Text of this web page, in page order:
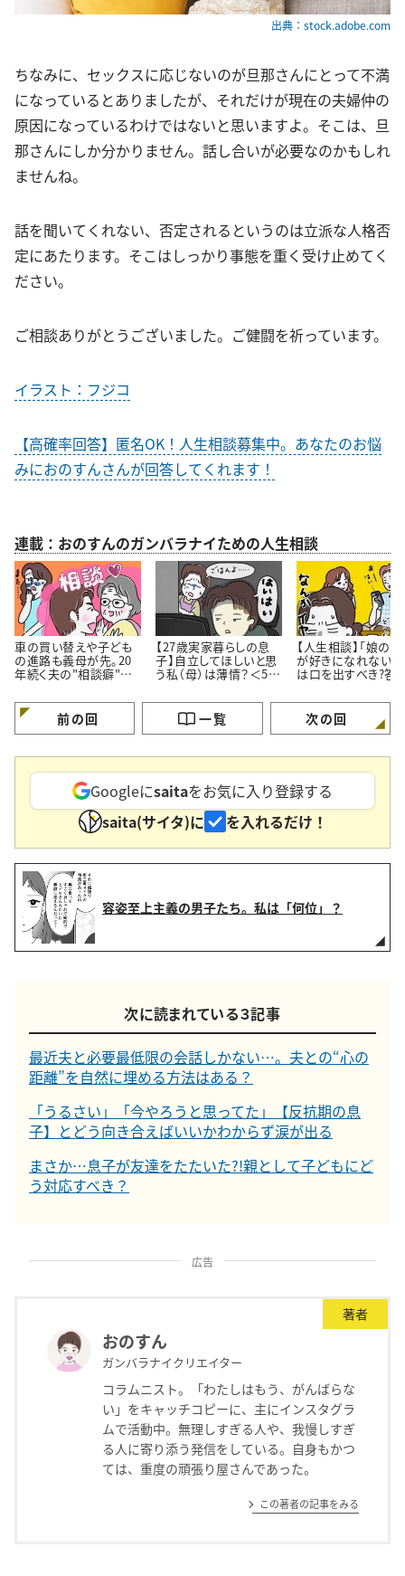
出典：stock.adobe.com
ちなみに、セックスに応じないのが旦那さんにとって不満
になっているとありましたが、それだけが現在の夫婦仲の
原因になっているわけではないと思いますよ。そこは、旦
那さんにしか分かりません。話し合いが必要なのかもしれ
ませんね。
話を聞いてくれない、否定されるというのは立派な人格否
定にあたります。そこはしっかり事態を重く受け止めてく
ださい。
ご相談ありがとうございました。ご健闘を祈っています。
イラスト：フジコ
【高確率回答】匿名OK！人生相談募集中。あなたのお悩
みにおのすんさんが回答してくれます！
連載：おのすんのガンバラナイための人生相談
車の買い替えや子ども
の進路も義母が先。20
年続く夫の"相談癖"に
【27歳実家暮らしの息
子】自立してほしいと思
う私（母）は薄情？＜50
【人生相談】「娘の
が好きになれない…
は口を出すべき?答
前の回 一覧 次の回
Googleにsaitaをお気に入り登録する
saita(サイタ)に
を入れるだけ！
容姿至上主義の男子たち。私は「何位」？
次に読まれている３記事
最近夫と必要最低限の会話しかない…。夫との“心の
距離”を自然に埋める方法はある？
「うるさい」「今やろうと思ってた」【反抗期の息
子】とどう向き合えばいいかわからず涙が出る
まさか…息子が友達をたたいた?!親として子どもにど
う対応すべき？
広告
著者
おのすん
ガンバラナイクリエイター
コラムニスト。「わたしはもう、がんばらな
い」をキャッチコピーに、主にインスタグラ
ムで活動中。無理しすぎる人や、我慢しすぎ
る人に寄り添う発信をしている。自身もかつ
ては、重度の頑張り屋さんであった。
この著者の記事をみる